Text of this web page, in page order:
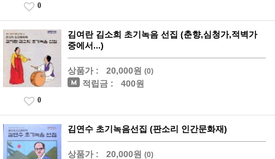
0
김여란 김소희 초기녹음 선집 (춘향,심청가,적벽가
중에서...)
상품가 : 20,000원 (0)
적립금 : 400원
0
김연수 초기녹음선집 (판소리 인간문화재)
상품가 : 20,000원 (0)